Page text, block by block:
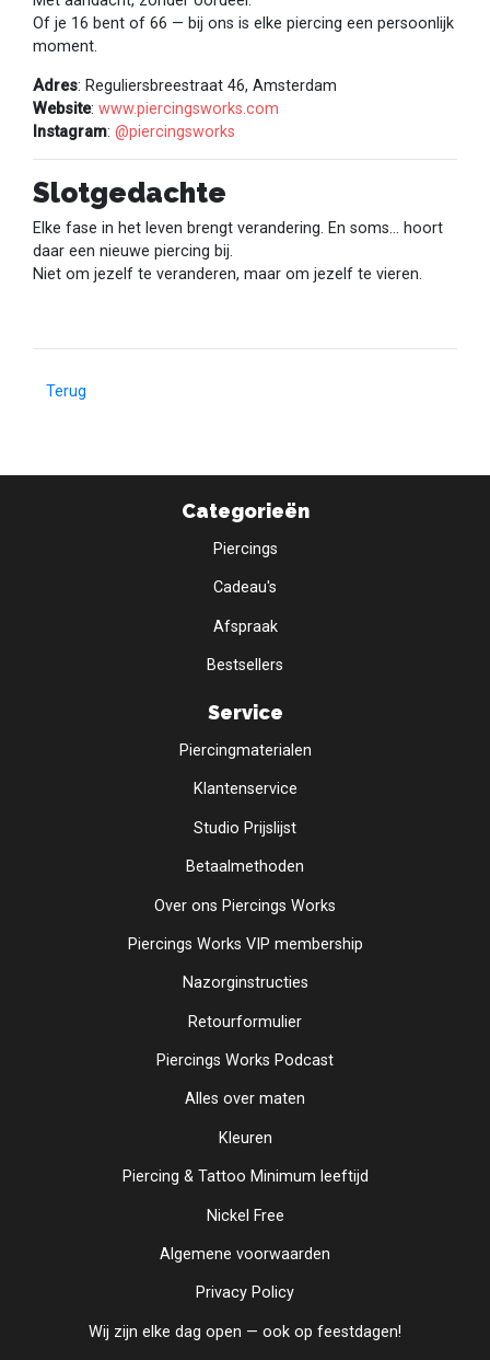
Of je 16 bent of 66 — bij ons is elke piercing een persoonlijk
moment.
Adres: Reguliersbreestraat 46, Amsterdam
Website: www.piercingsworks.com
Instagram: @piercingsworks
Slotgedachte
Elke fase in het leven brengt verandering. En soms... hoort
daar een nieuwe piercing bij.
Niet om jezelf te veranderen, maar om jezelf te vieren.
Terug
Categorieën
Piercings
Cadeau's
Afspraak
Bestsellers
Service
Piercingmaterialen
Klantenservice
Studio Prijslijst
Betaalmethoden
Over ons Piercings Works
Piercings Works VIP membership
Nazorginstructies
Retourformulier
Piercings Works Podcast
Alles over maten
Kleuren
Piercing & Tattoo Minimum leeftijd
Nickel Free
Algemene voorwaarden
Privacy Policy
Wij zijn elke dag open — ook op feestdagen!